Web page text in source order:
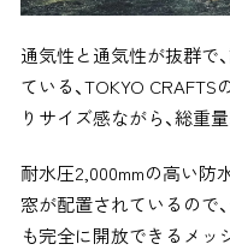
通気性と通気性が抜群で
ている、TOKYO CRAFTS
りサイズ感ながら、総重
耐水圧2,000mmの高い防
窓が配置されているので
も完全に開放できるメッ